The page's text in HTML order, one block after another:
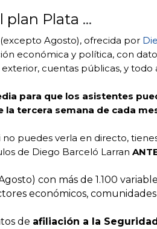
plan Plata …
(excepto Agosto), ofrecida por
económica y política, con
cuentas públicas, y
para que los asistentes
la tercera semana de cada
no puedes verla en directo,
de Diego Barceló Larran
con más de 1.100
económicos,
de afiliación a la